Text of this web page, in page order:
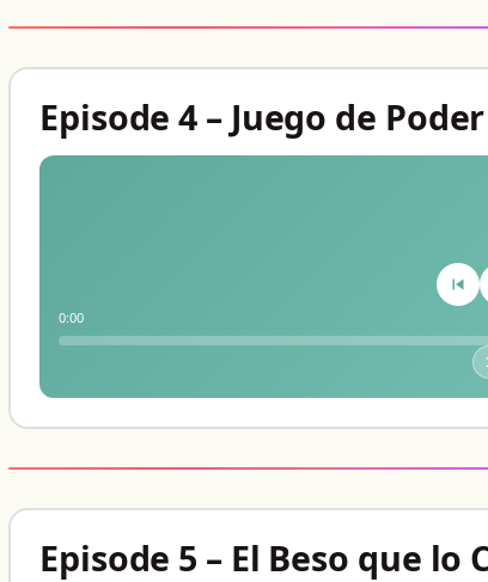
Episode 4 – Juego de
0:00
Episode 5 – El Beso que lo